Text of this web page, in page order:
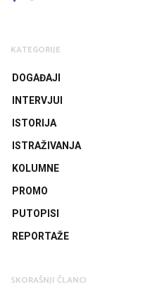
KATEGORIJE
DOGAĐAJI
INTERVJUI
ISTORIJA
ISTRAŽIVANJA
KOLUMNE
PROMO
PUTOPISI
REPORTAŽE
SKORAŠNJI ČLANCI